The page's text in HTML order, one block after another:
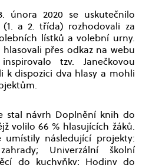
února 2020 se uskutečnilo
a 2. třída) rozhodovali za
lístků a volební urny.
přes odkaz na webu
tzv. Janečkovou
k dispozici dva hlasy a mohli
stal návrh Doplnění knih do
volilo 66 % hlasujících žáků.
umístily následující projekty:
Univerzální školní
do kuchyňky; Hodiny do